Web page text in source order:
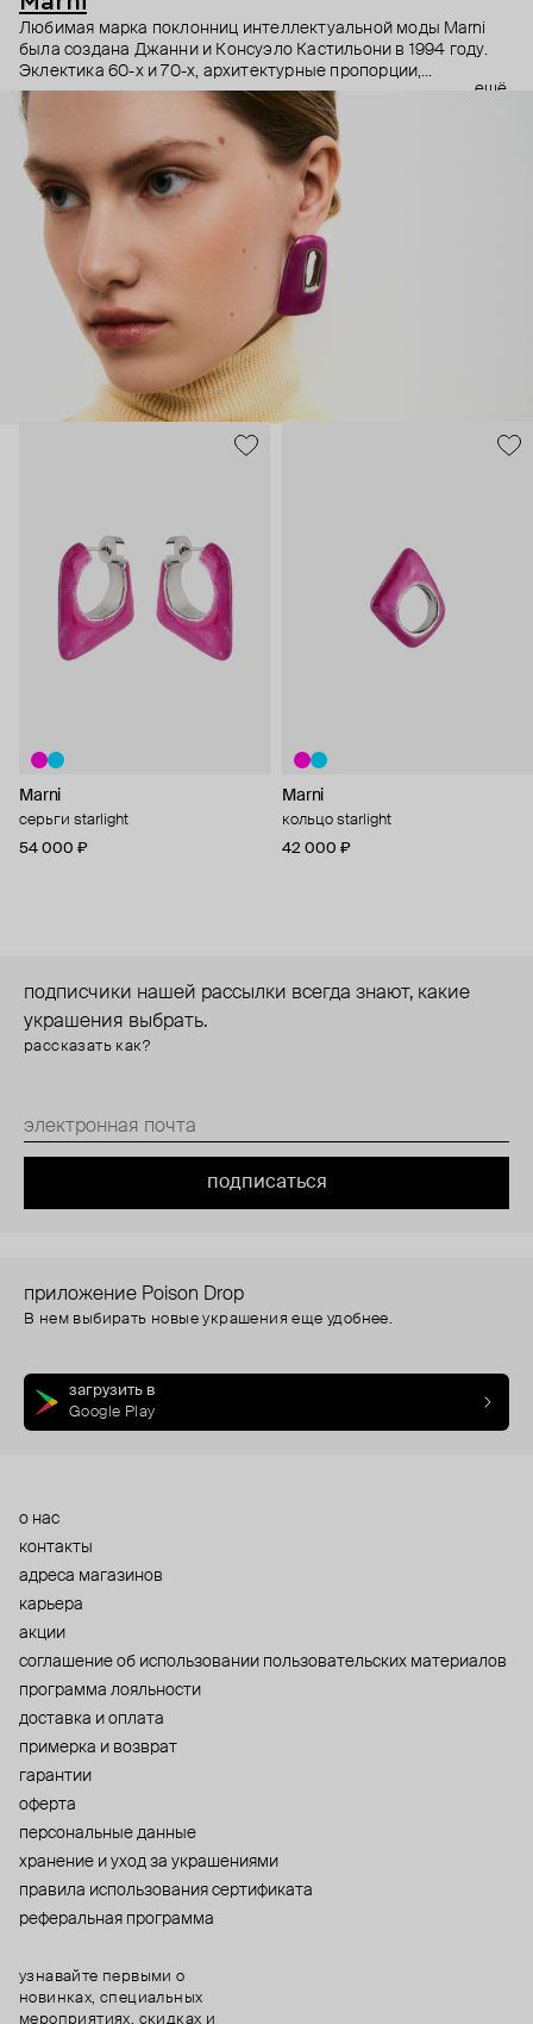
Любимая марка поклонниц интеллектуальной моды Marni
была создана Джанни и Консуэло Кастильони в 1994 году.
Эклектика 60-х и 70-х, архитектурные пропорции,
необычный взгляд на простые силуэты и, разумеется,
заметные украшения – Дом Marni уже двадцать лет верен
своему неподражаемому почерку, а коллаборации с
молодыми художниками привносят в него новые штрихи.
ещё
Marni
серьги starlight
54 000 ₽
Marni
кольцо starlight
42 000 ₽
подписчики нашей рассылки всегда знают, какие
украшения выбрать.
рассказать как?
подписаться
приложение Poison Drop
В нем выбирать новые украшения еще удобнее.
загрузить в
Google Play
о нас
контакты
адреса магазинов
карьера
акции
cоглашение об использовании пользовательских материалов
программа лояльности
доставка и оплата
примерка и возврат
гарантии
оферта
персональные данные
хранение и уход за украшениями
правила использования сертификата
реферальная программа
узнавайте первыми о
новинках, специальных
мероприятиях, скидках и